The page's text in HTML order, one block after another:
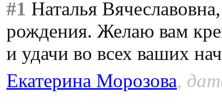
#1 Наталья
рождения. Желаю вам
и удачи во всех ваших
Екатерина Морозова,